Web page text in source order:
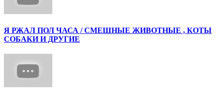
Я РЖАЛ ПОЛ ЧАСА / СМЕШНЫЕ ЖИВОТНЫЕ , КОТЫ
СОБАКИ И ДРУГИЕ